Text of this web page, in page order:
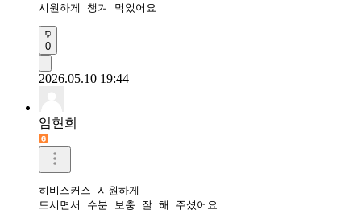
시원하게 챙겨 먹었어요
0
2026.05.10 19:44
임현희
히비스커스 시원하게
드시면서 수분 보충 잘 해 주셨어요